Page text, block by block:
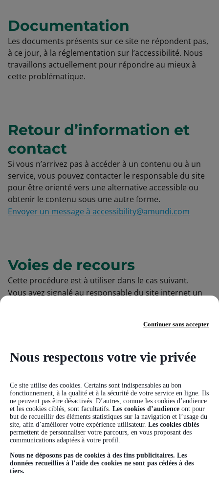
Documentation
Les documents présents sur ce site ne répondent pas,
à ce jour, à la réglementation sur l’accessibilité. Nous
travaillons actuellement pour répondre au mieux à
cette problématique.
Retour d’information et
contact
Si vous n’arrivez pas à accéder à un contenu ou à un
service, vous pouvez contacter le responsable du site
pour être orienté vers une alternative accessible ou
obtenir le contenu sous une autre forme.
Envoyer un message à accessibility@amundi.com
Voies de recours
Cette procédure est à utiliser dans le cas suivant.
Vous avez signalé au responsable du site internet un
pas obtenu de réponse satisfaisante.
https://www.defenseurdesdroits.fr/nous-contacter-355
- Contacter le délégué du Défenseur des droits près de
des-delegues
- Envoyer un courrier par la poste (gratuit, ne pas
mettre de timbre) : Défenseur des droits - Libre
réponse 71120 - 75342 Paris CEDEX 07
Nous respectons votre vie privée
Ce site utilise des cookies. Certains sont indispensables au bon
fonctionnement, à la qualité et à la sécurité de votre service en ligne. Ils
ne peuvent pas être désactivés. D’autres, comme les cookies d’audience
et les cookies ciblés, sont facultatifs. Les cookies d’audience ont pour
but de recueillir des éléments statistiques sur la navigation et l’usage du
site, afin d’améliorer votre expérience utilisateur. Les cookies ciblés
permettent de personnaliser votre parcours, en vous proposant des
communications adaptées à votre profil.
Nous ne déposons pas de cookies à des fins publicitaires. Les
données recueillies à l’aide des cookies ne sont pas cédées à des
tiers.
Continuer sans accepter